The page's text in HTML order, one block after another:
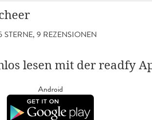
STERNE, 9 REZENSIONEN
lesen mit der readfy
Android